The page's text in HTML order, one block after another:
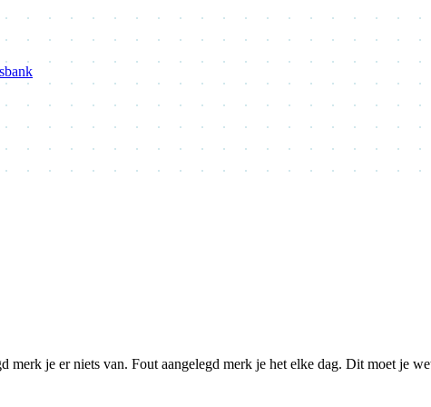
merk je er niets van. Fout aangelegd merk je het elke dag. Dit moet je